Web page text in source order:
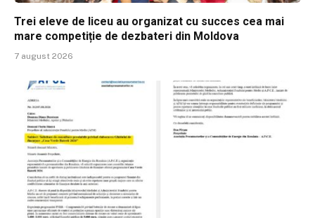
Trei eleve de liceu au organizat cu succes cea mai
mare competiție de dezbateri din Moldova
7 august 2026